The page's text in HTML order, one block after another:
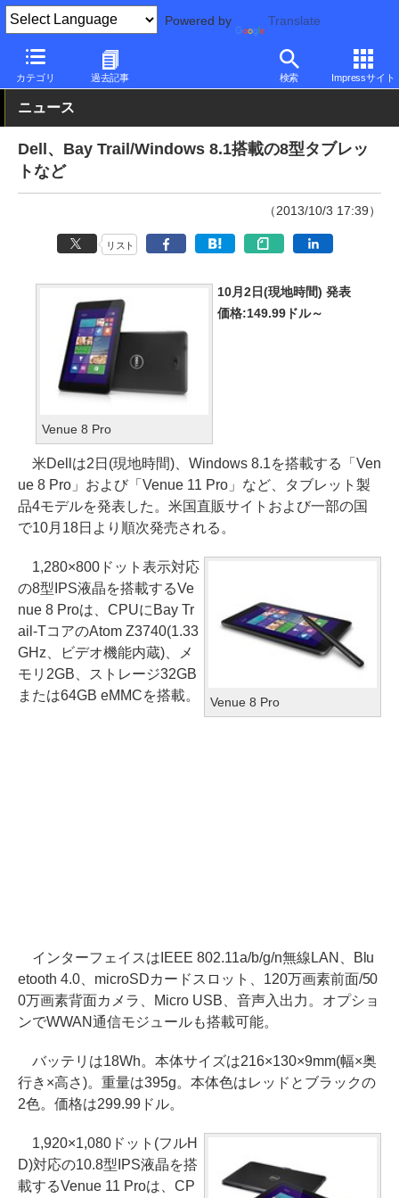
Powered by Translate
カテゴリ 過去記事 検索 Impressサイト
PC Watch パソコン/タブレット/スマートフォン タブレット
ニュース
Dell、Bay Trail/Windows 8.1搭載の8型タブレッ
トなど
（2013/10/3 17:39）
リスト
Venue 8 Pro
10月2日(現地時間) 発表
価格:149.99ドル～
米Dellは2日(現地時間)、Windows 8.1を搭載する「Ven
ue 8 Pro」および「Venue 11 Pro」など、タブレット製
品4モデルを発表した。米国直販サイトおよび一部の国
で10月18日より順次発売される。
Venue 8 Pro
1,280×800ドット表示対応
の8型IPS液晶を搭載するVe
nue 8 Proは、CPUにBay Tr
ail-TコアのAtom Z3740(1.33
GHz、ビデオ機能内蔵)、メ
モリ2GB、ストレージ32GB
または64GB eMMCを搭載。
インターフェイスはIEEE 802.11a/b/g/n無線LAN、Blu
etooth 4.0、microSDカードスロット、120万画素前面/50
0万画素背面カメラ、Micro USB、音声入出力。オプショ
ンでWWAN通信モジュールも搭載可能。
バッテリは18Wh。本体サイズは216×130×9mm(幅×奥
行き×高さ)。重量は395g。本体色はレッドとブラックの
2色。価格は299.99ドル。
1,920×1,080ドット(フルH
D)対応の10.8型IPS液晶を搭
載するVenue 11 Proは、CP